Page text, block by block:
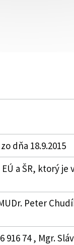
dňa 18.9.2015
a ŠR, ktorý je
Peter
74 , Mgr.